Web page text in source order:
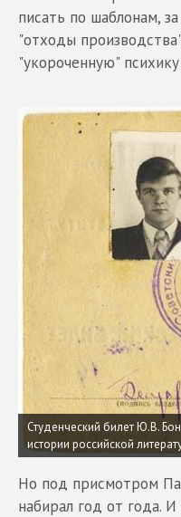
писать по шаблонам,
"отходы
"укороченную"
Студенческий билет Ю.В.
истории российской
Но под присмотром
набирал год от года.